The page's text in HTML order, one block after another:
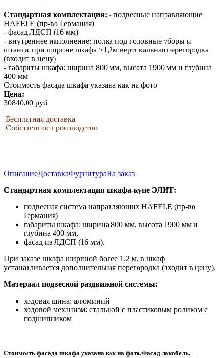
Стандартная комплектация: - подвесные направляющие
HAFELE (пр-во Германия)
- фасад ЛДСП (16 мм)
- внутреннее наполнение: полка под головные уборы и
штанга; при ширине шкафа >1,2м вертикальная перегородка
(входит в цену)
- габариты шкафа: ширина 800 мм, высота 1900 мм и глубина
400 мм
Стоимость фасада шкафа указана как на фото
Цена:
30840,00 руб
Бесплатная доставка
Собственное производство
ОписаниеДоставкаФурнитураНа заказ
Стандартная комплектация шкафа-купе ЭЛИТ:
подвесная система направляющих HAFELE (пр-во
Германия)
габариты шкафа: ширина 800 мм, высота 1900 мм и
глубина 400 мм,
фасад из ЛДСП (16 мм).
При заказе шкафа шириной более 1.2 м, в шкаф
устанавливается дополнительная перегородка (входит в цену).
Материал подвесной раздвижной системы:
ходовая шина: алюминий
ходовой механизм: стальной с пластиковым роликом с
подшипником
Стоимость фасада шкафа указана как на фото.Фасад лакобель.